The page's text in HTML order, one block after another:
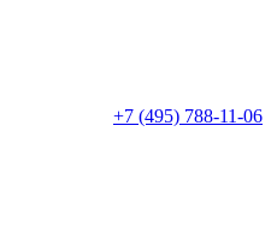
+7 (495) 788-11-06